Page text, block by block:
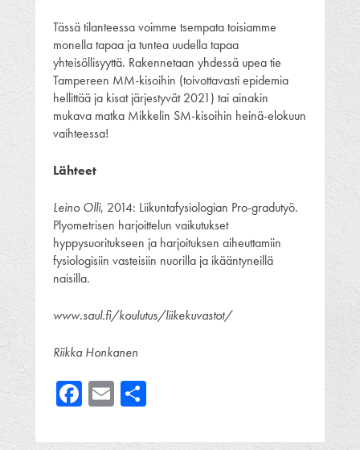
Tässä tilanteessa voimme tsempata toisiamme
monella tapaa ja tuntea uudella tapaa
yhteisöllisyyttä. Rakennetaan yhdessä upea tie
Tampereen MM-kisoihin (toivottavasti epidemia
hellittää ja kisat järjestyvät 2021) tai ainakin
mukava matka Mikkelin SM-kisoihin heinä-elokuun
vaihteessa!
Lähteet
Leino Olli, 2014: Liikuntafysiologian Pro-gradutyö.
Plyometrisen harjoittelun vaikutukset
hyppysuoritukseen ja harjoituksen aiheuttamiin
fysiologisiin vasteisiin nuorilla ja ikääntyneillä
naisilla.
www.saul.fi/koulutus/liikekuvastot/
Riikka Honkanen
Facebook
Email